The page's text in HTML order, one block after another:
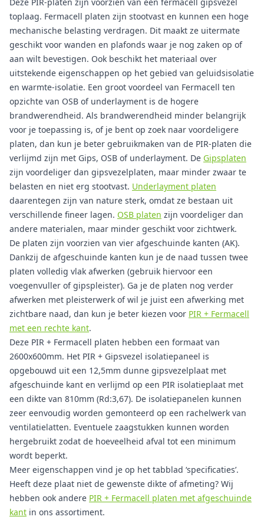
toplaag. Fermacell platen zijn stootvast en kunnen een hoge
mechanische belasting verdragen. Dit maakt ze uitermate
geschikt voor wanden en plafonds waar je nog zaken op of
aan wilt bevestigen. Ook beschikt het materiaal over
uitstekende eigenschappen op het gebied van geluidsisolatie
en warmte-isolatie. Een groot voordeel van Fermacell ten
opzichte van OSB of underlayment is de hogere
brandwerendheid. Als brandwerendheid minder belangrijk
voor je toepassing is, of je bent op zoek naar voordeligere
platen, dan kun je beter gebruikmaken van de PIR-platen die
verlijmd zijn met Gips, OSB of underlayment. De Gipsplaten
zijn voordeliger dan gipsvezelplaten, maar minder zwaar te
belasten en niet erg stootvast. Underlayment platen
daarentegen zijn van nature sterk, omdat ze bestaan uit
verschillende fineer lagen. OSB platen zijn voordeliger dan
andere materialen, maar minder geschikt voor zichtwerk.
De platen zijn voorzien van vier afgeschuinde kanten (AK).
Dankzij de afgeschuinde kanten kun je de naad tussen twee
platen volledig vlak afwerken (gebruik hiervoor een
voegenvuller of gipspleister). Ga je de platen nog verder
afwerken met pleisterwerk of wil je juist een afwerking met
zichtbare naad, dan kun je beter kiezen voor PIR + Fermacell
met een rechte kant.
Deze PIR + Fermacell platen hebben een formaat van
2600x600mm. Het PIR + Gipsvezel isolatiepaneel is
opgebouwd uit een 12,5mm dunne gipsvezelplaat met
afgeschuinde kant en verlijmd op een PIR isolatieplaat met
een dikte van 810mm (Rd:3,67). De isolatiepanelen kunnen
zeer eenvoudig worden gemonteerd op een rachelwerk van
ventilatielatten. Eventuele zaagstukken kunnen worden
hergebruikt zodat de hoeveelheid afval tot een minimum
wordt beperkt.
Meer eigenschappen vind je op het tabblad ‘specificaties’.
Heeft deze plaat niet de gewenste dikte of afmeting? Wij
hebben ook andere PIR + Fermacell platen met afgeschuinde
kant in ons assortiment.